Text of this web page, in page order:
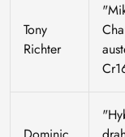
Tony
Richter